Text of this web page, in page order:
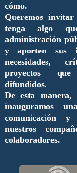
cómo.
Queremos
tenga algo
administración
y aporten sus
necesidades,
proyectos
difundidos.
De esta manera,
inauguramos
comunicación
nuestros
colaboradores.